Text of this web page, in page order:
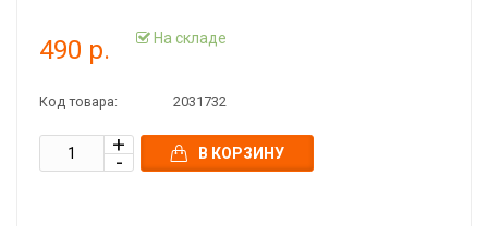
490 р. На складе
Код товара: 2031732
В КОРЗИНУ